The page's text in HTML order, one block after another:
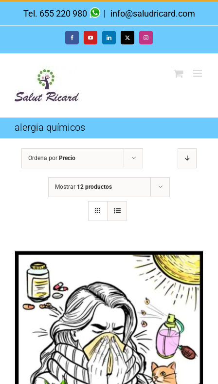
Tel. 655 220 980 | info@saludricard.com
FacebookYouTube LinkedIn X Instagram
alergia químicos
Ordena por Precio
Mostrar 12 productos